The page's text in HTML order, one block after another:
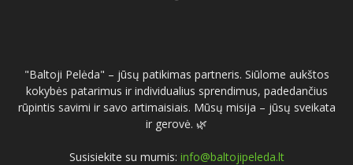
"Baltoji Pelėda" – jūsų patikimas partneris. Siūlome aukštos
kokybės patarimus ir individualius sprendimus, padedančius
rūpintis savimi ir savo artimaisiais. Mūsų misija – jūsų sveikata
ir gerovė. 🌿
Susisiekite su mumis: info@baltojipeleda.lt